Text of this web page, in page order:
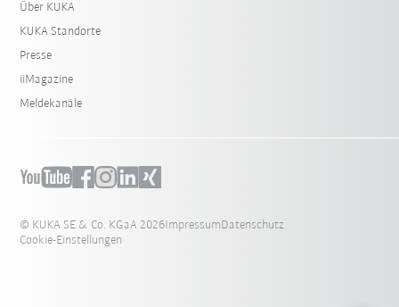
Über KUKA
KUKA Standorte
Presse
iiMagazine
Meldekanäle
© KUKA SE & Co. KGaA 2026ImpressumDatenschutz
Cookie-Einstellungen